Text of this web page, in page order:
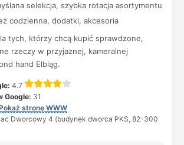
selekcja, szybka rotacja asortymentu
codzienna, dodatki, akcesoria
tych, którzy chcą kupić sprawdzone,
rzeczy w przyjaznej, kameralnej
hand Elbląg.
4.7
Google: 31
stronę WWW
Dworcowy 4 (budynek dworca PKS, 82-300